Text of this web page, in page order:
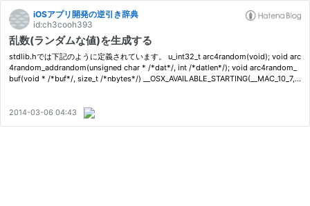
iOSアプリ開発の逆引き辞典
id:ch3cooh393
乱数(ランダムな値)を生成する
stdlib.hでは下記のように定義されています。 u_int32_t arc4random(void); void arc
4random_addrandom(unsigned char * /*dat*/, int /*datlen*/); void arc4random_
buf(void * /*buf*/, size_t /*nbytes*/) __OSX_AVAILABLE_STARTING(__MAC_10_7, _
2014-03-06 04:43